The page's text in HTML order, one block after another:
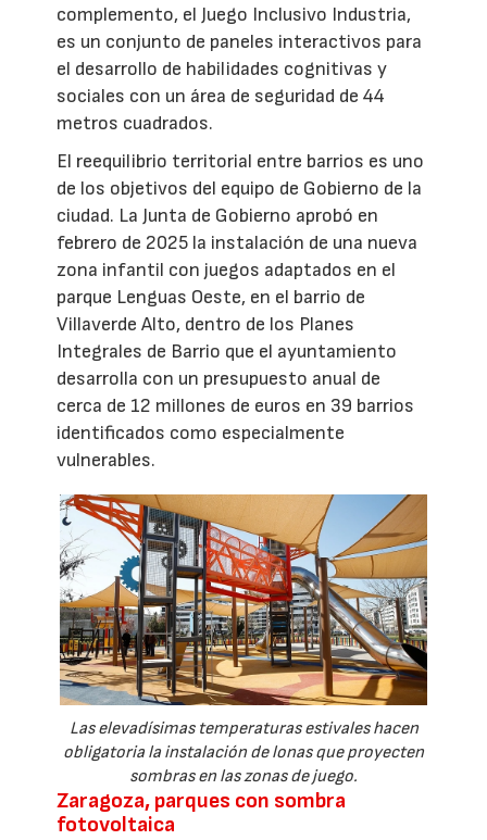
complemento, el Juego Inclusivo Industria,
es un conjunto de paneles interactivos para
el desarrollo de habilidades cognitivas y
sociales con un área de seguridad de 44
metros cuadrados.
El reequilibrio territorial entre barrios es uno
de los objetivos del equipo de Gobierno de la
ciudad. La Junta de Gobierno aprobó en
febrero de 2025 la instalación de una nueva
zona infantil con juegos adaptados en el
parque Lenguas Oeste, en el barrio de
Villaverde Alto, dentro de los Planes
Integrales de Barrio que el ayuntamiento
desarrolla con un presupuesto anual de
cerca de 12 millones de euros en 39 barrios
identificados como especialmente
vulnerables.
Las elevadísimas temperaturas estivales hacen
obligatoria la instalación de lonas que proyecten
sombras en las zonas de juego.
Zaragoza, parques con sombra
fotovoltaica